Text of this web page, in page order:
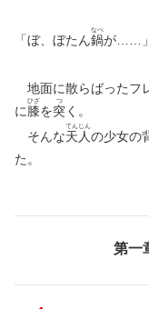
「ぼ、ぼたん鍋
なべ
が……」
地面に散らばったフ
に膝
ひざ
を突
つ
く。
そんな天
てん
人
じん
の少女の
た。
第一